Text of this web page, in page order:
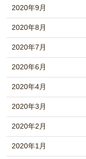
2020年9月
2020年8月
2020年7月
2020年6月
2020年4月
2020年3月
2020年2月
2020年1月